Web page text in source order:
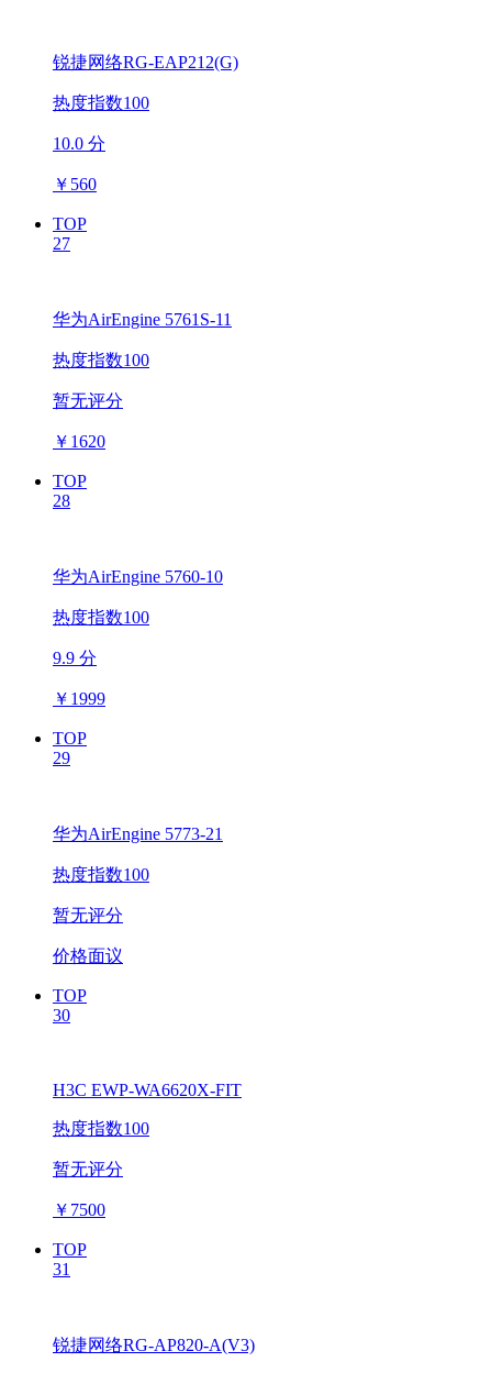
锐捷网络RG-EAP212(G)
热度指数100
10.0 分
￥ 560
TOP
27
华为AirEngine 5761S-11
热度指数100
暂无评分
￥ 1620
TOP
28
华为AirEngine 5760-10
热度指数100
9.9 分
￥ 1999
TOP
29
华为AirEngine 5773-21
热度指数100
暂无评分
价格面议
TOP
30
H3C EWP-WA6620X-FIT
热度指数100
暂无评分
￥ 7500
TOP
31
锐捷网络RG-AP820-A(V3)